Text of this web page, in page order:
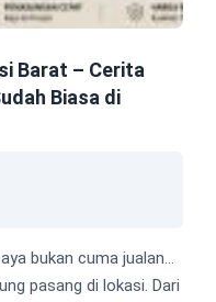
Barat – Cerita
Biasa di
bukan cuma jualan…
pasang di lokasi. Dari